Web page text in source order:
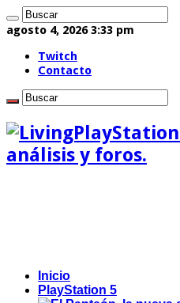
agosto 4, 2026 3:33 pm
Twitch
Contacto
análisis y foros.
Inicio
PlayStation 5